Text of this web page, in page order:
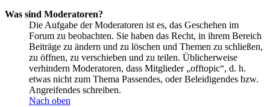
Was sind Moderatoren?
Die Aufgabe der Moderatoren ist es, das Geschehen im
Forum zu beobachten. Sie haben das Recht, in ihrem Bereich
Beiträge zu ändern und zu löschen und Themen zu schließen,
zu öffnen, zu verschieben und zu teilen. Üblicherweise
verhindern Moderatoren, dass Mitglieder „offtopic“, d. h.
etwas nicht zum Thema Passendes, oder Beleidigendes bzw.
Angreifendes schreiben.
Nach oben